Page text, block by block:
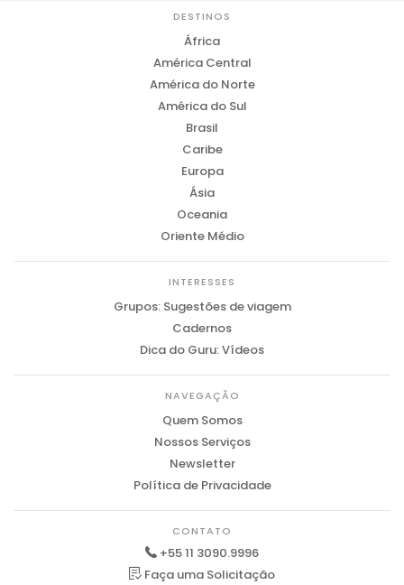
DESTINOS
África
América Central
América do Norte
América do Sul
Brasil
Caribe
Europa
Ásia
Oceania
Oriente Médio
INTERESSES
Grupos: Sugestões de viagem
Cadernos
Dica do Guru: Vídeos
NAVEGAÇÃO
Quem Somos
Nossos Serviços
Newsletter
Política de Privacidade
CONTATO
+55 11 3090.9996
Faça uma Solicitação